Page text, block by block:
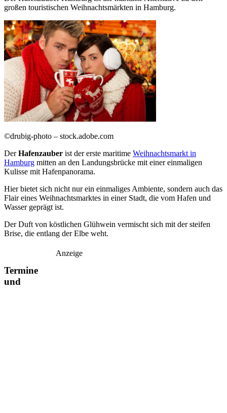
großen touristischen Weihnachtsmärkten in Hamburg.
©drubig-photo – stock.adobe.com
DerHafenzauber ist der erste maritime Weihnachtsmarkt in
Hamburg mitten an den Landungsbrücke mit einer einmaligen
Kulisse mit Hafenpanorama.
Hier bietet sich nicht nur ein einmaliges Ambiente, sondern auch das
Flair eines Weihnachtsmarktes in einer Stadt, die vom Hafen und
Wasser geprägt ist.
Der Duft von köstlichen Glühwein vermischt sich mit der steifen
Brise, die entlang der Elbe weht.
Anzeige
Termine
und